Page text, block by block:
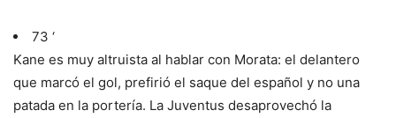
73 ‘
Kane es muy altruista al hablar con Morata: el delantero
que marcó el gol, prefirió el saque del español y no una
patada en la portería. La Juventus desaprovechó la